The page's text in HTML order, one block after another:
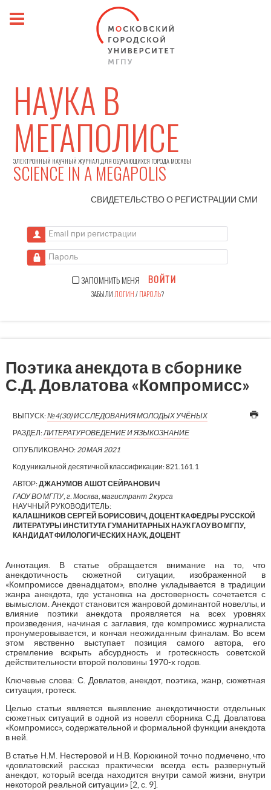
НАУКА В
МЕГАПОЛИСЕ
ЭЛЕКТРОННЫЙ НАУЧНЫЙ ЖУРНАЛ ДЛЯ ОБУЧАЮЩИХСЯ ГОРОДА МОСКВЫ
SCIENCE IN A MEGAPOLIS
СВИДЕТЕЛЬСТВО О РЕГИСТРАЦИИСМИ
Email при регистрации
Пароль
ЗАПОМНИТЬ МЕНЯ ВОЙТИ
ЗАБЫЛИ ЛОГИН/ПАРОЛЬ?
Поэтика анекдота в сборнике
С.Д. Довлатова «Компромисс»
ВЫПУСК:№4(30) ИССЛЕДОВАНИЯ МОЛОДЫХ УЧЁНЫХ
РАЗДЕЛ:ЛИТЕРАТУРОВЕДЕНИЕ И ЯЗЫКОЗНАНИЕ
ОПУБЛИКОВАНО: 20 МАЯ 2021
Код уникальной десятичной классификации:821.161.1
АВТОР:ДЖАНУМОВ АШОТ СЕЙРАНОВИЧ
ГАОУ ВО МГПУ, г. Москва, магистрант 2 курса
НАУЧНЫЙ РУКОВОДИТЕЛЬ:
КАЛАШНИКОВ СЕРГЕЙ БОРИСОВИЧ, ДОЦЕНТ КАФЕДРЫ РУССКОЙ
ЛИТЕРАТУРЫ ИНСТИТУТА ГУМАНИТАРНЫХ НАУК ГАОУ ВО МГПУ,
КАНДИДАТ ФИЛОЛОГИЧЕСКИХ НАУК, ДОЦЕНТ
Аннотация. В статье обращается внимание на то, что
анекдотичность сюжетной ситуации, изображенной в
«Компромиссе двенадцатом», вполне укладывается в традиции
жанра анекдота, где установка на достоверность сочетается с
вымыслом. Анекдот становится жанровой доминантой новеллы, и
влияние поэтики анекдота проявляется на всех уровнях
произведения, начиная с заглавия, где компромисс журналиста
пронумеровывается, и кончая неожиданным финалам. Во всем
этом явственно выступает позиция самого автора, его
стремление вскрыть абсурдность и гротескность советской
действительности второй половины 1970-х годов.
Ключевые слова: С. Довлатов, анекдот, поэтика, жанр, сюжетная
ситуация, гротеск.
Целью статьи является выявление анекдотичности отдельных
сюжетных ситуаций в одной из новелл сборника С.Д. Довлатова
«Компромисс», содержательной и формальной функции анекдота
в ней.
В статье Н.М. Нестеровой и Н.В. Корюкиной точно подмечено, что
«довлатовский рассказ практически всегда есть развернутый
анекдот, который всегда находится внутри самой жизни, внутри
некоторой реальной ситуации» [2, с. 9].